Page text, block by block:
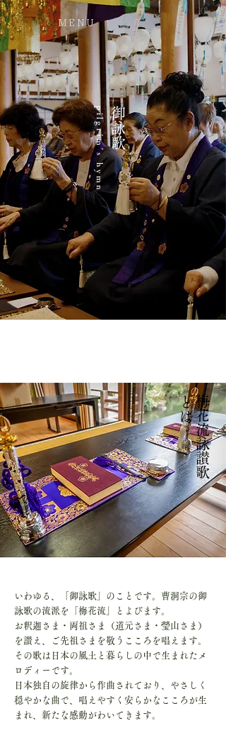
MENU
御詠歌
pilgrim’s hymn
梅
花
流
詠
讃
歌
と
は
いわゆる、「御詠歌」のことです。曹洞宗の御
詠歌の流派を「梅花流」とよびます。
お釈迦さま・両祖さま（道元さま・瑩山さま）
を讃え、ご先祖さまを敬うこころを唱えます。
その歌は日本の風土と暮らしの中で生まれたメ
ロディーです。
日本独自の旋律から作曲されており、やさしく
穏やかな曲で、唱えやすく安らかなこころが生
まれ、新たな感動がわいてきます。